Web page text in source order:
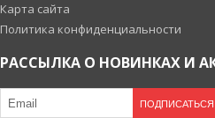
Карта сайта
Политика конфиденциальности
РАССЫЛКА О НОВИНКАХ И
ПОДПИСАТЬСЯ